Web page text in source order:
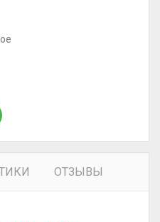
ОТЗЫВЫ